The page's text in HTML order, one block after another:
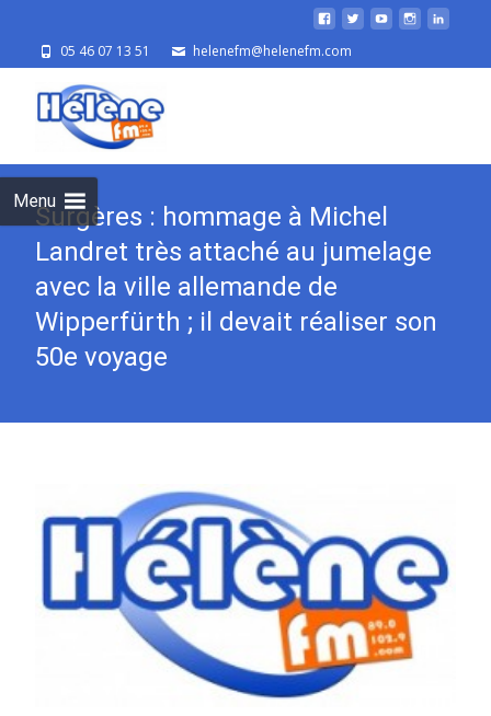
05 46 07 13 51 helenefm@helenefm.com
Menu
Surgères : hommage à Michel
Landret très attaché au jumelage
avec la ville allemande de
Wipperfürth ; il devait réaliser son
50e voyage